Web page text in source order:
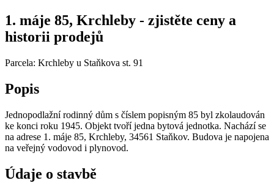
1. máje 85, Krchleby - zjistěte ceny a
historii prodejů
Parcela: Krchleby u Staňkova st. 91
Popis
Jednopodlažní rodinný dům s číslem popisným 85 byl zkolaudován
ke konci roku 1945. Objekt tvoří jedna bytová jednotka. Nachází se
na adrese 1. máje 85, Krchleby, 34561 Staňkov. Budova je napojena
na veřejný vodovod i plynovod.
Údaje o stavbě